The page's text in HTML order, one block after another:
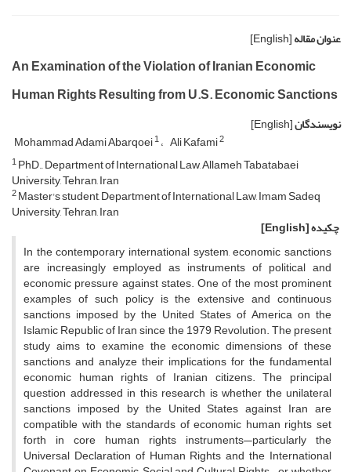
عنوان مقاله[English]
An Examination of the Violation of Iranian Economic
Human Rights Resulting from U.S. Economic Sanctions
نویسندگان[English]
Mohammad Adami Abarqoei1 Ali Kafami2
1PhD., Department of International Law, Allameh Tabatabaei
University, Tehran, Iran
2Master's student, Department of International Law, Imam Sadeq
University, Tehran, Iran
چکیده[English]
In the contemporary international system, economic sanctions
are increasingly employed as instruments of political and
economic pressure against states. One of the most prominent
examples of such policy is the extensive and continuous
sanctions imposed by the United States of America on the
Islamic Republic of Iran since the 1979 Revolution. The present
study aims to examine the economic dimensions of these
sanctions and analyze their implications for the fundamental
economic human rights of Iranian citizens. The principal
question addressed in this research is whether the unilateral
sanctions imposed by the United States against Iran are
compatible with the standards of economic human rights set
forth in core human rights instruments—particularly the
Universal Declaration of Human Rights and the International